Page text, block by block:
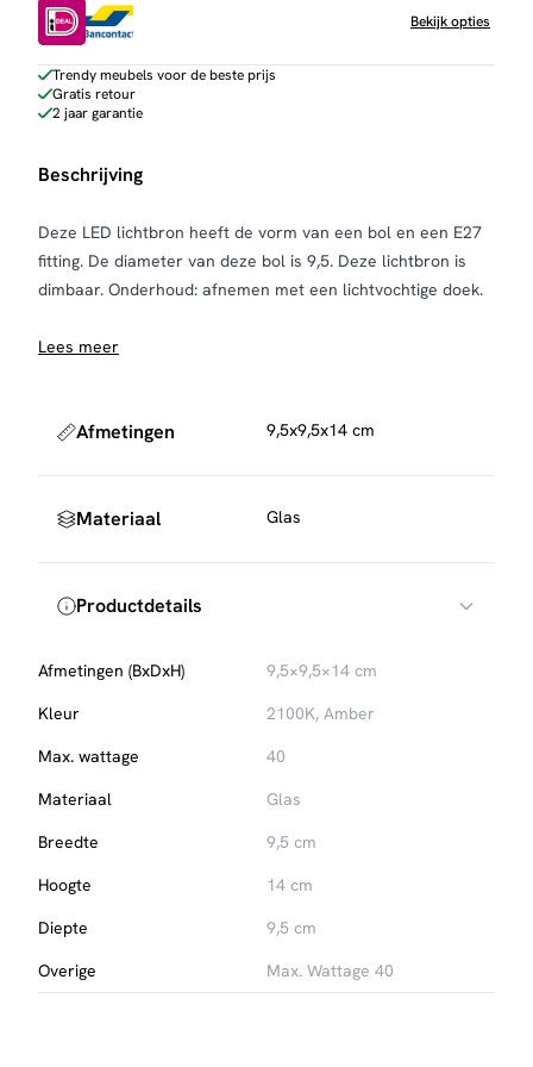
Bekijk opties
Trendy meubels voor de beste prijs
Gratis retour
2 jaar garantie
Beschrijving
Deze LED lichtbron heeft de vorm van een bol en een E27
fitting. De diameter van deze bol is 9,5. Deze lichtbron is
dimbaar. Onderhoud: afnemen met een lichtvochtige doek.
Lees meer
Afmetingen 9,5x9,5x14 cm
Materiaal Glas
Productdetails
Afmetingen (BxDxH)
9,5×9,5×14 cm
Kleur
2100K, Amber
Max. wattage
40
Materiaal
Glas
Breedte
9,5 cm
Hoogte
14 cm
Diepte
9,5 cm
Overige
Max. Wattage 40